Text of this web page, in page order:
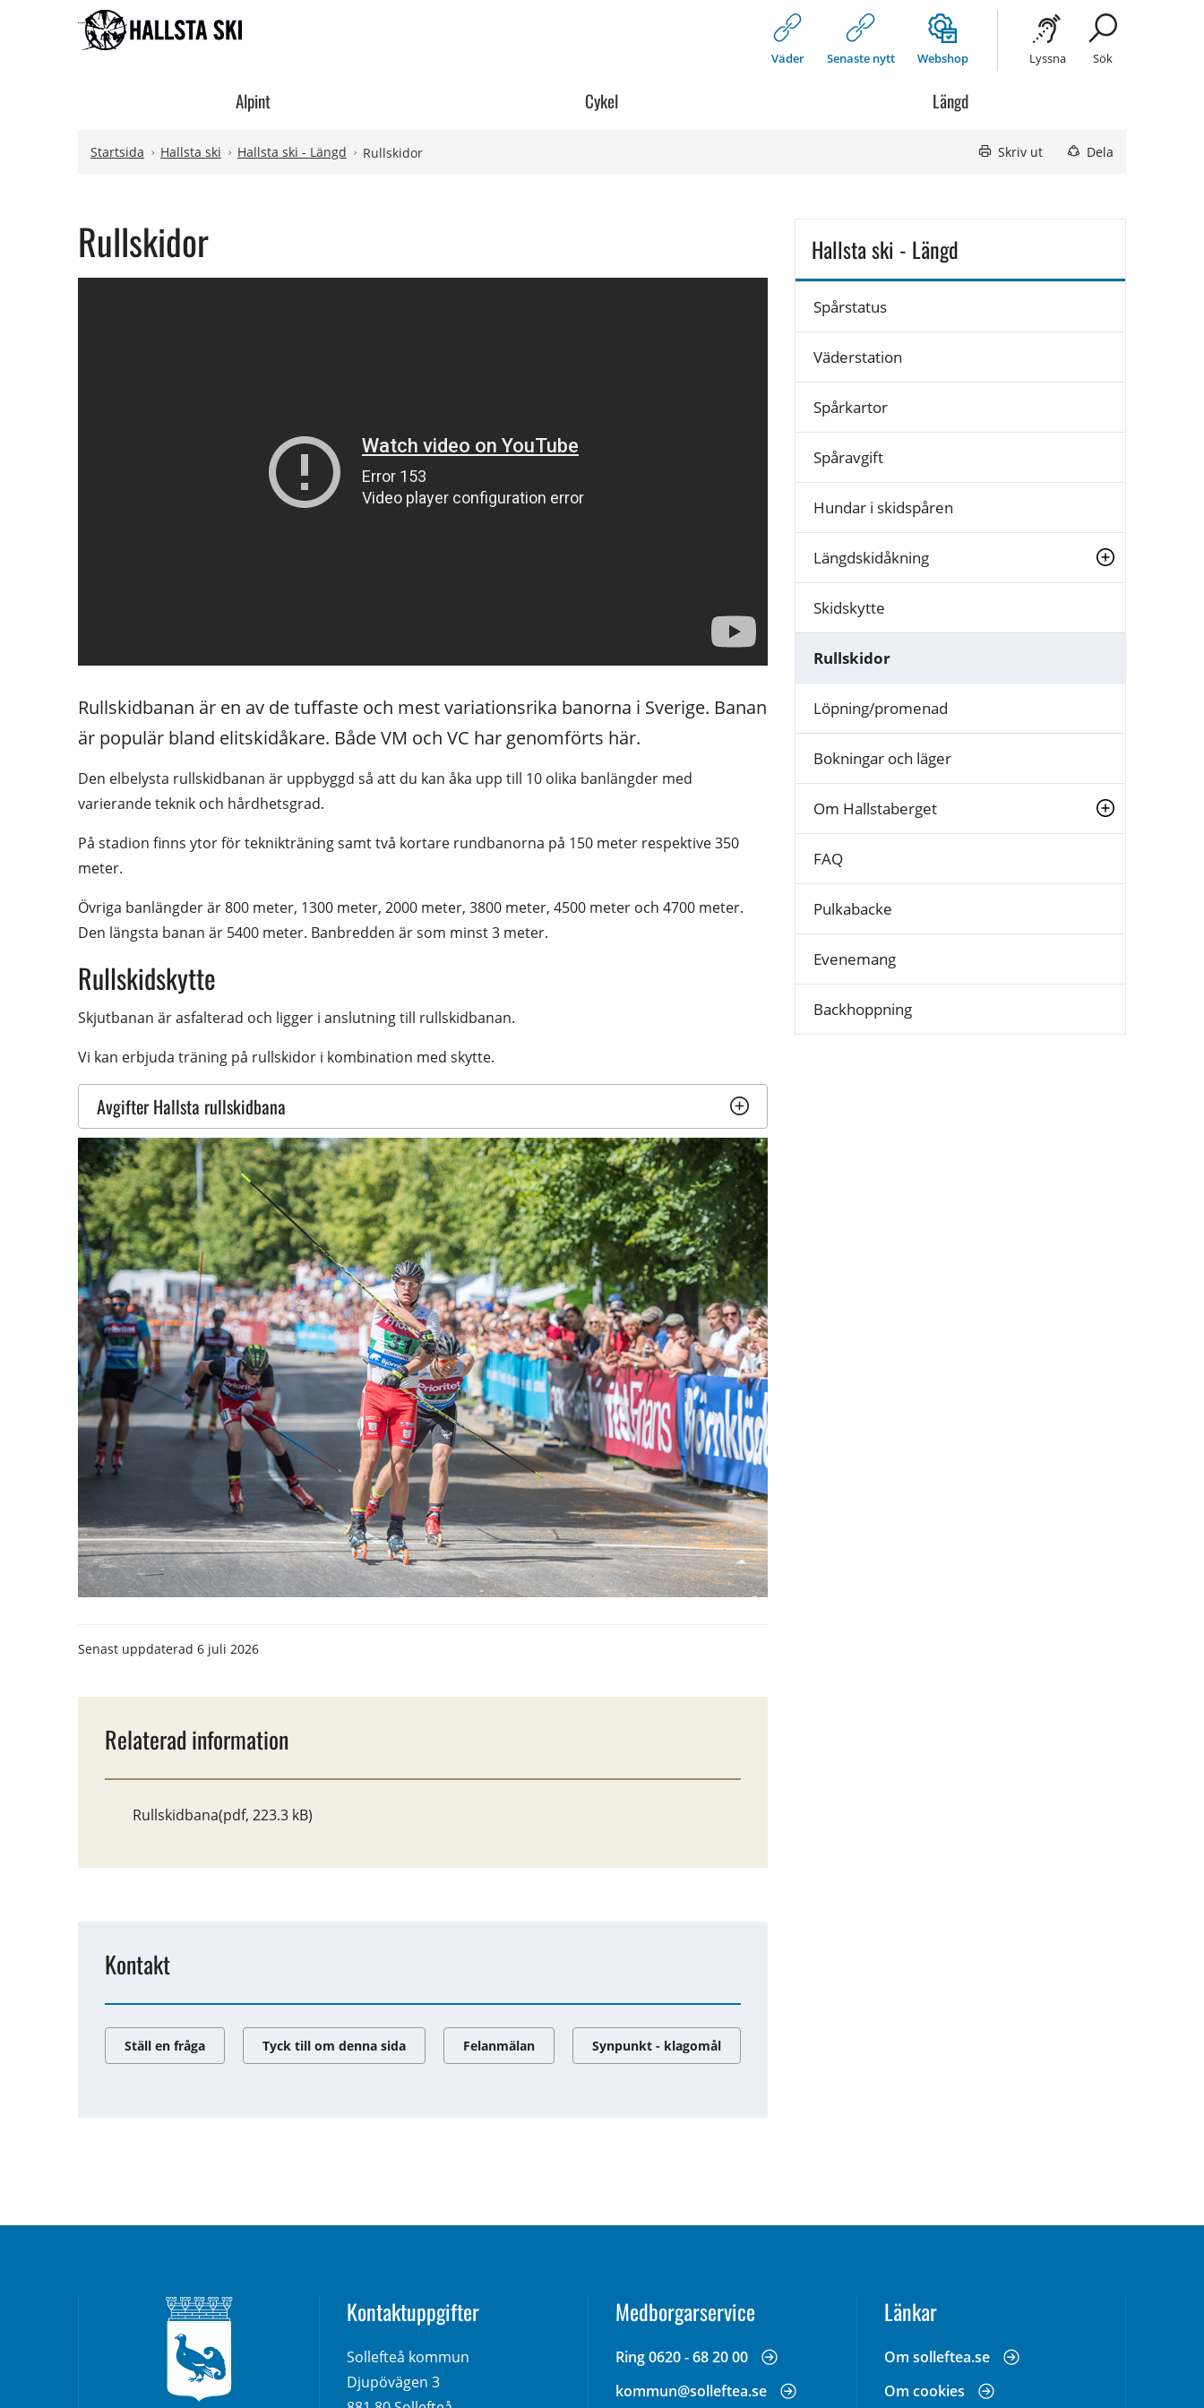
Hoppa till innehåll
Hoppa till undermeny
Väder Senaste nytt Webshop Lyssna Sök
Alpint Cykel Längd
Startsida Hallsta ski Hallsta ski - Längd Rullskidor Skriv ut Dela
Rullskidor
Rullskidbanan är en av de tuffaste och mest variationsrika banorna i Sverige. Banan
är populär bland elitskidåkare. Både VM och VC har genomförts här.
Den elbelysta rullskidbanan är uppbyggd så att du kan åka upp till 10 olika banlängder med
varierande teknik och hårdhetsgrad.
På stadion finns ytor för teknikträning samt två kortare rundbanorna på 150 meter respektive 350
meter.
Övriga banlängder är 800 meter, 1300 meter, 2000 meter, 3800 meter, 4500 meter och 4700 meter.
Den längsta banan är 5400 meter. Banbredden är som minst 3 meter.
Rullskidskytte
Skjutbanan är asfalterad och ligger i anslutning till rullskidbanan.
Vi kan erbjuda träning på rullskidor i kombination med skytte.
Avgifter Hallsta rullskidbana
Senast uppdaterad 6 juli 2026
Relaterad information
Rullskidbana(pdf, 223.3 kB)
Kontakt
Ställ en fråga Tyck till om denna sida Felanmälan Synpunkt - klagomål
Hallsta ski - Längd
Spårstatus
Väderstation
Spårkartor
Spåravgift
Hundar i skidspåren
Längdskidåkning
Skidskytte
Rullskidor
Löpning/promenad
Bokningar och läger
Om Hallstaberget
FAQ
Pulkabacke
Evenemang
Backhoppning
Kontaktuppgifter
Sollefteå kommun
Djupövägen 3
Medborgarservice
Ring 0620 - 68 20 00
kommun@solleftea.se
Länkar
Om solleftea.se
Om cookies